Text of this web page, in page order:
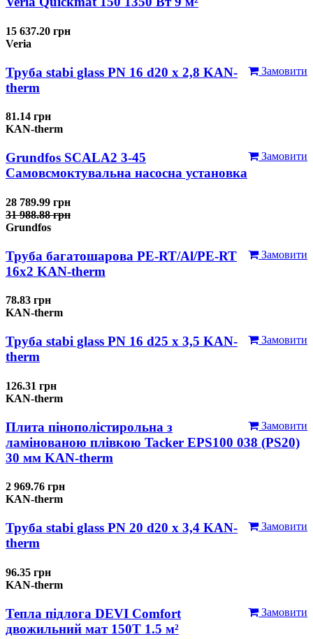
15 637.20 грн
Veria
Замовити
Труба stabi glass PN 16 d20 х 2,8 KAN-
therm
81.14 грн
KAN-therm
Замовити
Grundfos SCALA2 3-45
Самовсмоктувальна насосна установка
28 789.99 грн
31 988.88 грн
Grundfos
Замовити
Труба багатошарова PE-RT/Al/PE-RT
16x2 KAN-therm
78.83 грн
KAN-therm
Замовити
Труба stabi glass PN 16 d25 х 3,5 KAN-
therm
126.31 грн
KAN-therm
Замовити
Плита пінополістирольна з
ламінованою плівкою Tacker EPS100 038 (PS20)
30 мм KAN-therm
2 969.76 грн
KAN-therm
Замовити
Труба stabi glass PN 20 d20 х 3,4 KAN-
therm
96.35 грн
KAN-therm
Замовити
Тепла підлога DEVI Comfort
двожильний мат 150T 1.5 м²